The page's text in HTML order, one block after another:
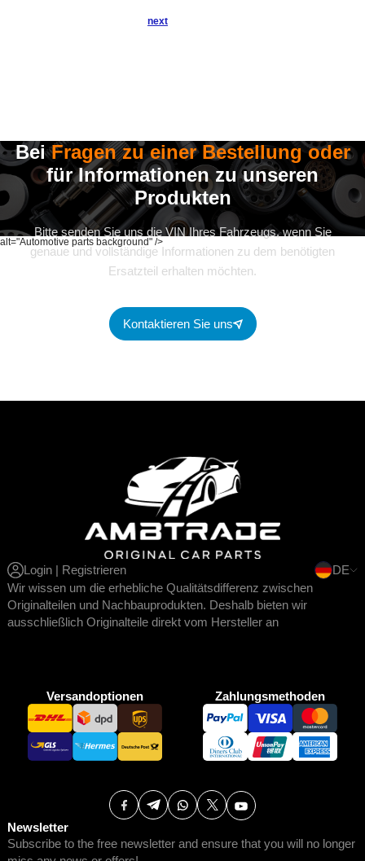
next
alt="Automotive parts background" />
BeiFragen zu einer Bestellung oder
für Informationen zu unseren
Produkten
Bitte senden Sie uns die VIN Ihres Fahrzeugs, wenn Sie
genaue und vollständige Informationen zu dem benötigten
Ersatzteil erhalten möchten.
Kontaktieren Sie uns
Login | Registrieren
DE
Wir wissen um die erhebliche Qualitätsdifferenz zwischen
Originalteilen und Nachbauprodukten. Deshalb bieten wir
ausschließlich Originalteile direkt vom Hersteller an
Versandoptionen Zahlungsmethoden
Newsletter
Subscribe to the free newsletter and ensure that you will no longer